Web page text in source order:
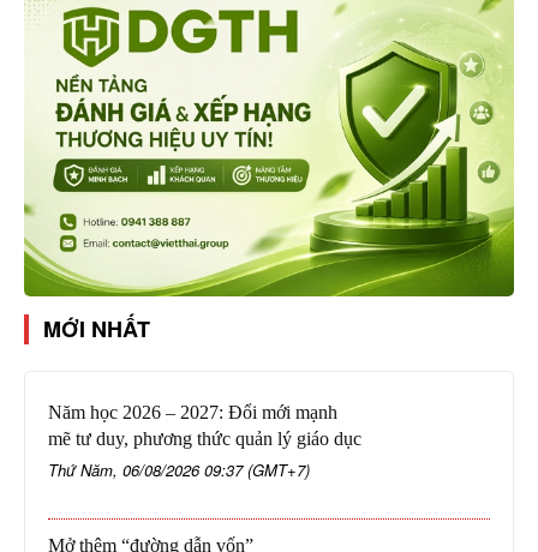
MỚI NHẤT
Năm học 2026 – 2027: Đổi mới mạnh
mẽ tư duy, phương thức quản lý giáo dục
Thứ Năm, 06/08/2026 09:37 (GMT+7)
Mở thêm “đường dẫn vốn”